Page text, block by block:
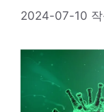
2024-07-10